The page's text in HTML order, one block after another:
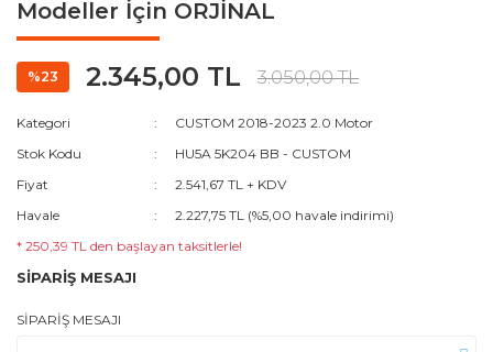
Modeller İçin ORJİNAL
%23 2.345,00 TL 3.050,00 TL
Kategori
CUSTOM 2018-2023 2.0 Motor
Stok Kodu
HU5A 5K204 BB - CUSTOM
Fiyat
2.541,67 TL + KDV
Havale
2.227,75 TL (%5,00 havale indirimi)
* 250,39 TL den başlayan taksitlerle!
SİPARİŞ MESAJI
SİPARİŞ MESAJI